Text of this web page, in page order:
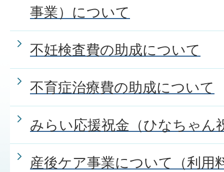
事業）について
不妊検査費の助成について
不育症治療費の助成について
みらい応援祝金（ひなちゃん
産後ケア事業について（利用